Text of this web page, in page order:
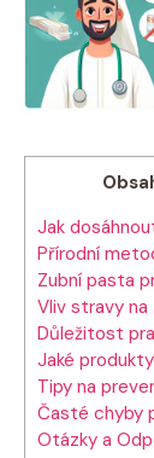
Jak
Přírodní
Zubní pasta
Vliv stravy na
Důležitost
Jaké
Tipy na
Časté chyby
Otázky a